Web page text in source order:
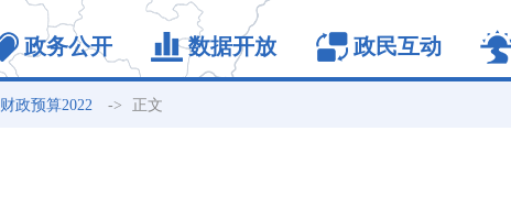
政务公开 数据开放 政民互动
财政预算2022 -> 正文